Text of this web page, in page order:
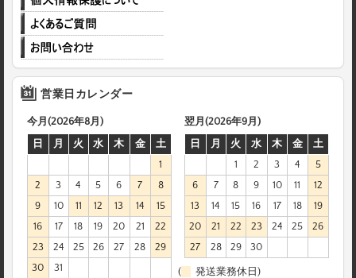
営業日カレンダー
今月(2026年8月)
日
月 火 水 木 金
土
1
2
3 4 5 6 7
8
9
10 11 12 13 14
15
16
17 18 19 20 21
22
23
24 25 26 27 28
29
30
31
翌月(2026年9月)
日
月 火 水 木 金
土
1
2 3 4
5
6
7 8 9 10 11
12
13
14 15 16 17 18
19
20
21 22 23 24 25
26
27
28 29 30
( 発送業務休日)